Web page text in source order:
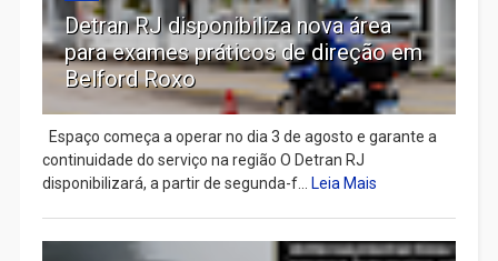
Detran RJ disponibiliza nova área
para exames práticos de direção em
Belford Roxo
Espaço começa a operar no dia 3 de agosto e garante a
continuidade do serviço na região O Detran RJ
disponibilizará, a partir de segunda-f... Leia Mais